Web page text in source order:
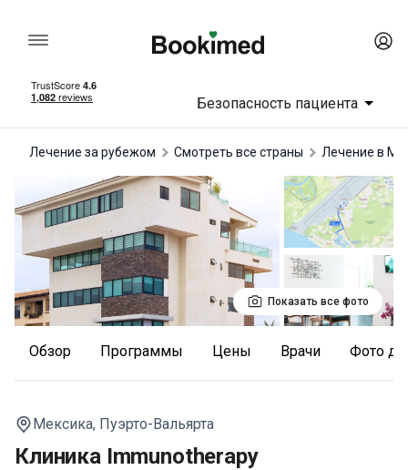
Безопасность пациента
Лечение за рубежом Смотреть все страны лечение в
Показать все фото
Обзор Программы Цены Врачи Фото
Мексика, Пуэрто-Вальярта
Клиника Immunotherapy